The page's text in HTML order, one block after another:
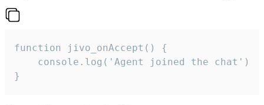
function jivo_onAccept() {
}